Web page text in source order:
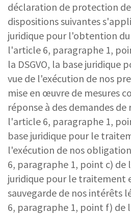
déclaration de protection
dispositions suivantes
juridique pour l'obtention
l'article 6, paragraphe 1,
la DSGVO, la base juridique
vue de l'exécution de nos
mise en œuvre de mesures
réponse à des demandes
l'article 6, paragraphe 1,
base juridique pour le
l'exécution de nos
6, paragraphe 1, point c) de
juridique pour le traitement
sauvegarde de nos intérêts
6, paragraphe 1, point f) de